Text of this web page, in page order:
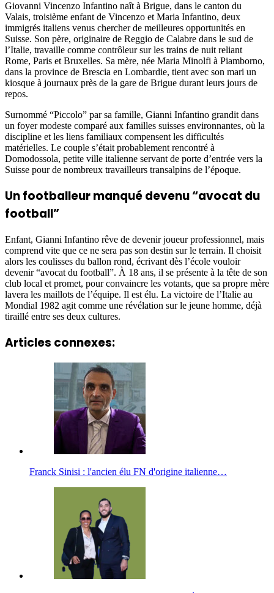
Giovanni Vincenzo Infantino naît à Brigue, dans le canton du
Valais, troisième enfant de Vincenzo et Maria Infantino, deux
immigrés italiens venus chercher de meilleures opportunités en
Suisse. Son père, originaire de Reggio de Calabre dans le sud de
l’Italie, travaille comme contrôleur sur les trains de nuit reliant
Rome, Paris et Bruxelles. Sa mère, née Maria Minolfi à Piamborno,
dans la province de Brescia en Lombardie, tient avec son mari un
kiosque à journaux près de la gare de Brigue durant leurs jours de
repos.
Surnommé “Piccolo” par sa famille, Gianni Infantino grandit dans
un foyer modeste comparé aux familles suisses environnantes, où la
discipline et les liens familiaux compensent les difficultés
matérielles. Le couple s’était probablement rencontré à
Domodossola, petite ville italienne servant de porte d’entrée vers la
Suisse pour de nombreux travailleurs transalpins de l’époque.
Un footballeur manqué devenu “avocat du
football”
Enfant, Gianni Infantino rêve de devenir joueur professionnel, mais
comprend vite que ce ne sera pas son destin sur le terrain. Il choisit
alors les coulisses du ballon rond, écrivant dès l’école vouloir
devenir “avocat du football”. À 18 ans, il se présente à la tête de son
club local et promet, pour convaincre les votants, que sa propre mère
lavera les maillots de l’équipe. Il est élu. La victoire de l’Italie au
Mondial 1982 agit comme une révélation sur le jeune homme, déjà
tiraillé entre ses deux cultures.
Articles connexes:
Franck Sinisi : l'ancien élu FN d'origine italienne…